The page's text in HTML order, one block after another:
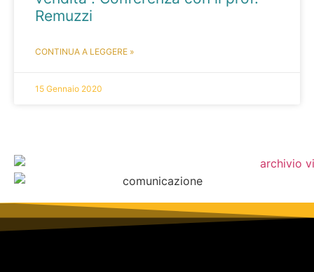
Remuzzi
CONTINUA A LEGGERE »
15 Gennaio 2020